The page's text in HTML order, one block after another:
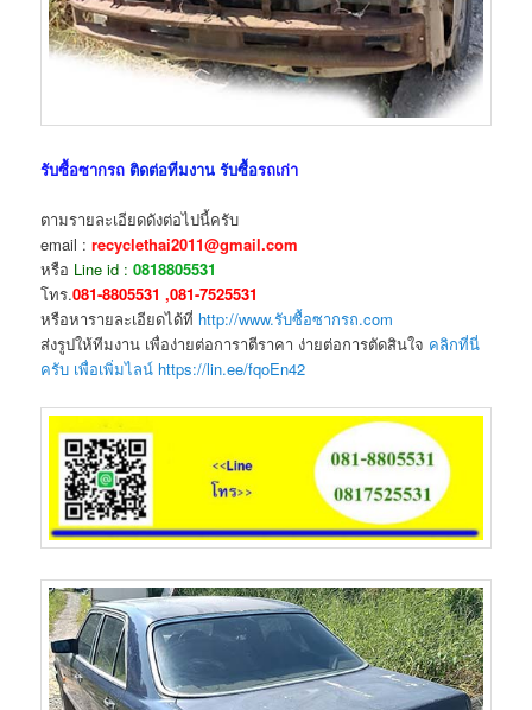
รับซื้อซากรถ ติดต่อทีมงาน รับซื้อรถเก่า
ตามรายละเอียดดังต่อไปนี้ครับ
email :recyclethai2011@gmail.com
หรือ Line id :0818805531
โทร.081-8805531 ,081-7525531
หรือหารายละเอียดได้ที่ http://www.รับซื้อซากรถ.com
ส่งรูปให้ทีมงาน เพื่อง่ายต่อการาตีราคา ง่ายต่อการตัดสินใจ คลิกที่นี่
ครับ เพื่อเพิ่มไลน์ https://lin.ee/fqoEn42